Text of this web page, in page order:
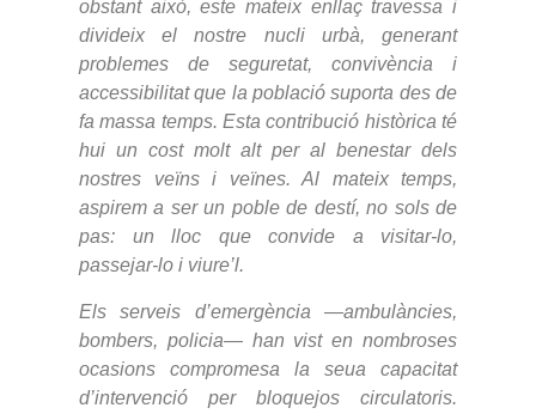
obstant això, este mateix enllaç travessa i
divideix el nostre nucli urbà, generant
problemes de seguretat, convivència i
accessibilitat que la població suporta des de
fa massa temps. Esta contribució històrica té
hui un cost molt alt per al benestar dels
nostres veïns i veïnes. Al mateix temps,
aspirem a ser un poble de destí, no sols de
pas: un lloc que convide a visitar-lo,
passejar-lo i viure’l.
Els serveis d’emergència —ambulàncies,
bombers, policia— han vist en nombroses
ocasions compromesa la seua capacitat
d’intervenció per bloquejos circulatoris.